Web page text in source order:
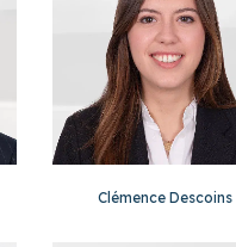
Clémence Descoins